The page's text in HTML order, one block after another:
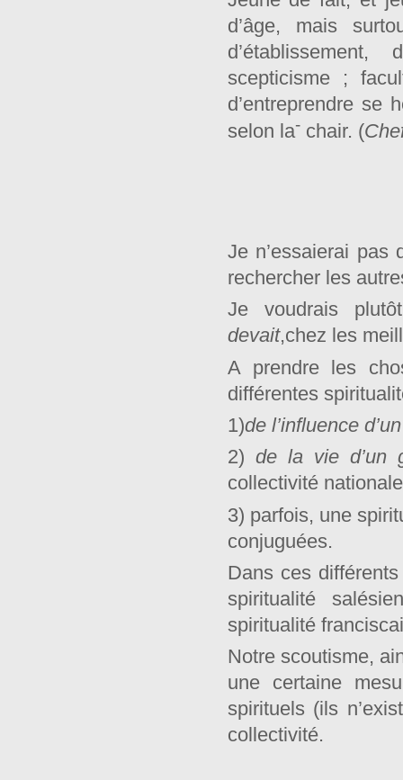
d’âge, mais
scepticisme ;
d’entreprendre se
selon la-chair. (
Je n’essaierai pas
rechercher les
Je voudrais
devait,chez les
A prendre les
différentes
1)de l’influence
2) de la vie d’un
collectivité
3) parfois, une
conjuguées.
Dans ces
spiritualité
spiritualité
Notre scoutisme,
une certaine
spirituels (ils
collectivité.